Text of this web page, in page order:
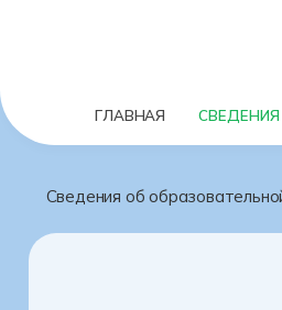
ГЛАВНАЯ
Сведения об